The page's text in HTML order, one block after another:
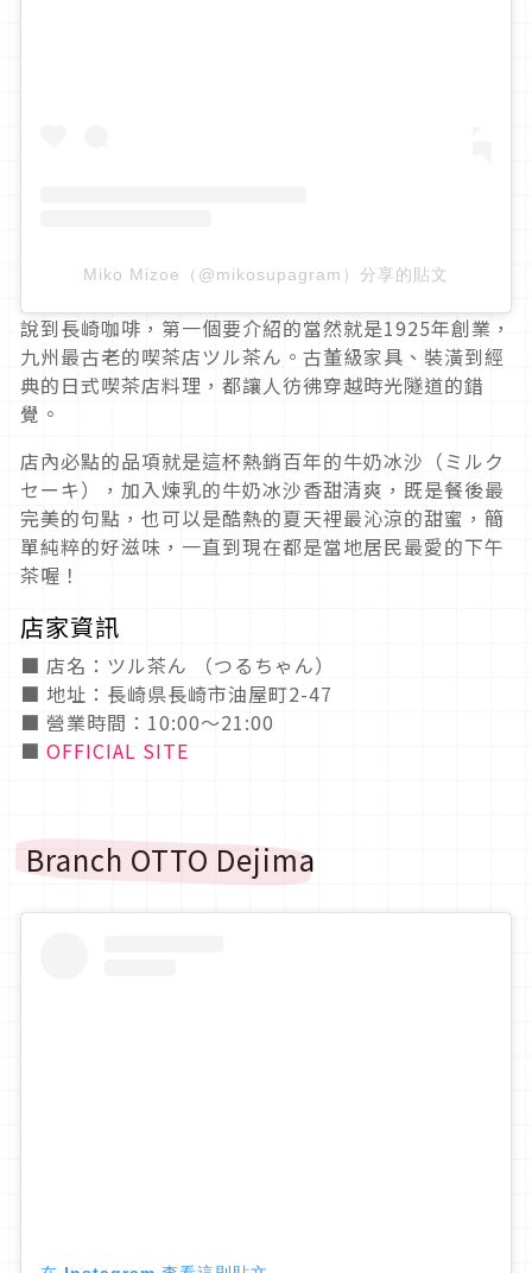
Miko Mizoe（@mikosupagram）分享的貼文
說到長崎咖啡，第一個要介紹的當然就是1925年創業，
九州最古老的喫茶店ツル茶ん。古董級家具、裝潢到經
典的日式喫茶店料理，都讓人彷彿穿越時光隧道的錯
覺。
店內必點的品項就是這杯熱銷百年的牛奶冰沙（ミルク
セーキ），加入煉乳的牛奶冰沙香甜清爽，既是餐後最
完美的句點，也可以是酷熱的夏天裡最沁涼的甜蜜，簡
單純粹的好滋味，一直到現在都是當地居民最愛的下午
茶喔！
店家資訊
■ 店名：ツル茶ん （つるちゃん）
■ 地址：長崎県長崎市油屋町2-47
■ 營業時間：10:00～21:00
■ OFFICIAL SITE
Branch OTTO Dejima